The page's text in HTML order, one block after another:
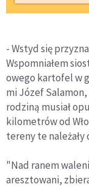
- Wstyd się
Wspomniałem
owego kartofel w
mi Józef
rodziną musiał
kilometrów od
tereny te należały
"Nad ranem
aresztowani,